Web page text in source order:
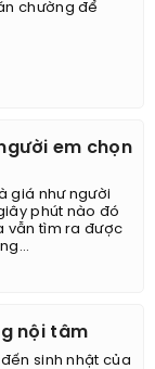
chường để
em chọn
giá như người
phút nào đó
vẫn tìm ra được
nội tâm
sinh nhật của